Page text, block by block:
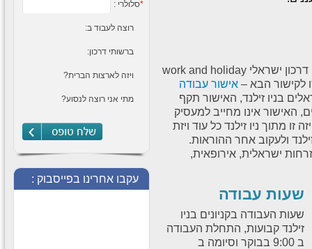
מכירות באנגליה מוצרי
מיישרים צעצועים ועוד
ברחבי אנגליה דרושים אנשי
מתאים רק לבעלי דרכון
לחברה ותיקה דרושים
קוסמטיקה וים המלח ברחבי
היבשת חברה מקצועית,
אמינה
עבודה בפיליפינים –
אישור עבודה
לעבודה בפיליפינים דרושים
אנשי מכירות למכירת מוצרי
*סלולרי :
רוצה לעבוד ב:
ברשותי דרכון:
ויזה לארצות הברית?
מתי אני רוצה לנסוע?
עקבו אחרינו בפייסבוק :
לבעלי דרכון ישראלי ניתן להוציא ויזת עבודה לבעלי דרכון ישראלי work and holiday
אישור עבודה
עבודה לישראלים בניו זילנד, האישור תקף
האישור אינו מחייב למעסיק
זו מתוך ניו זילנד כל עוד ויזת
ולעקוב אחר ההוראות.
ישראלית, אירופאית,
שעות עבודה
שעות העבודה בקניונים בניו
זילנד קבועות, התחלת העבודה
ב 9:00 בבוקר וסיומה ב